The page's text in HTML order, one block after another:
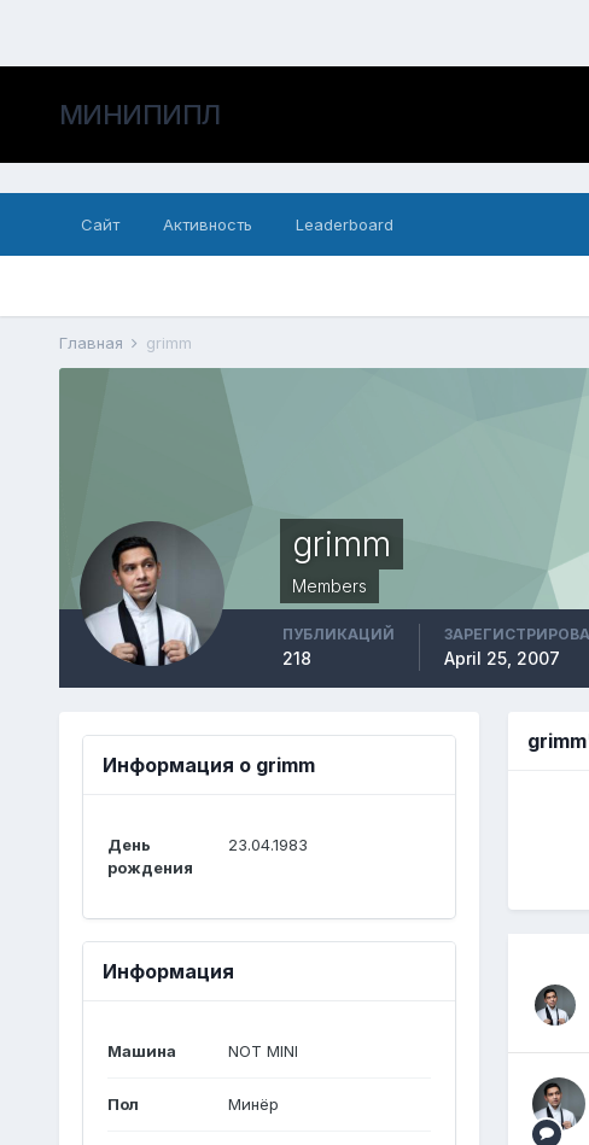
МИНИПИПЛ
Сайт Активность Leaderboard
Главная grimm
grimm
Members
ПУБЛИКАЦИЙ
218 April 25, 2007
Информация о grimm
День
рождения
23.04.1983
Информация
Машина NOT MINI
Пол Минёр